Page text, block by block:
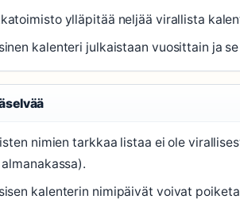
ylläpitää neljää virallista
kalenteri julkaistaan vuosittain ja
nimien tarkkaa listaa ei ole
kalenterin nimipäivät voivat